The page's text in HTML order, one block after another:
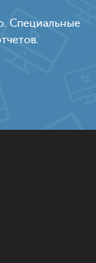
Специальные